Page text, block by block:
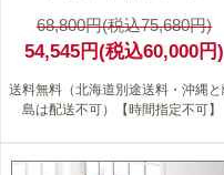
68,800円(税込75,680円)
54,545円(税込60,000円)
送料無料（北海道別途送料・沖縄と
島は配送不可）【時間指定不可】